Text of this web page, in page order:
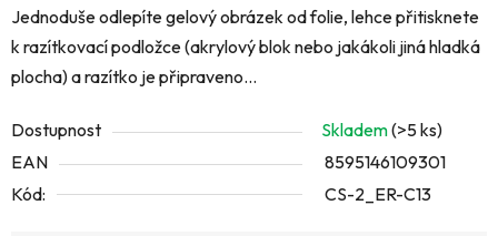
Jednoduše odlepíte gelový obrázek od folie, lehce přitisknete
k razítkovací podložce (akrylový blok nebo jakákoli jiná hladká
plocha) a razítko je připraveno...
Dostupnost Skladem(>5 ks)
EAN
8595146109301
Kód:
CS-2_ER-C13